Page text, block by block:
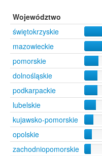
Herby
Ostrzeszów
Tczew
Wałbrzych
Bierutów
Inowrocław
Kędzierzyn-Koźle
Kraśnik
Lublin
Milanówek
Stalowa Wola
Starachowice
Staszów
Województwo
świętokrzyskie
mazowieckie
pomorskie
dolnośląskie
podkarpackie
lubelskie
kujawsko-pomorskie
opolskie
zachodniopomorskie